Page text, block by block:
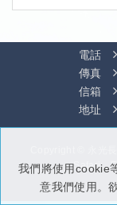
我們將使用cookie
意我們使用。
電話
傳真
信箱
地址
Copyright © 永光
Safari、